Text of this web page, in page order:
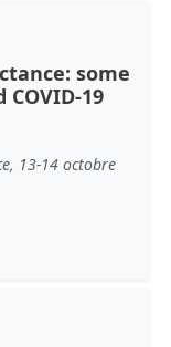
some
19
13-14 octobre